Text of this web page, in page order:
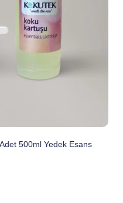
500ml Yedek Esans